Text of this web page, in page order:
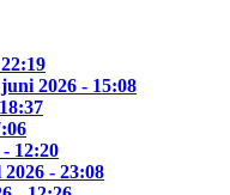
2026 - 15:08
12:20
- 23:08